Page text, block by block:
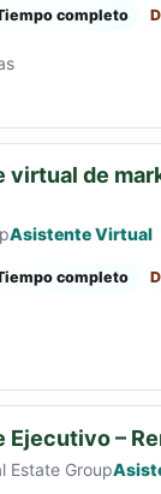
completo
virtual de
Asistente Virtual
completo
Ejecutivo –
Estate Group